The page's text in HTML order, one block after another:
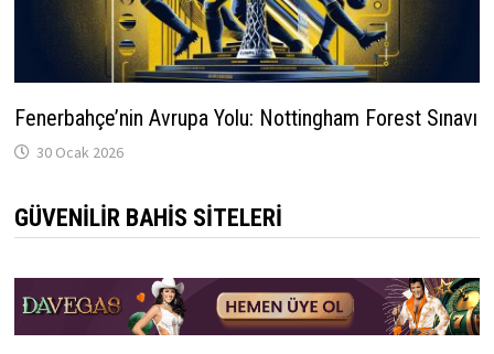
Fenerbahçe’nin Avrupa Yolu: Nottingham Forest Sınavı
30 Ocak 2026
GÜVENILIR BAHIS SITELERI